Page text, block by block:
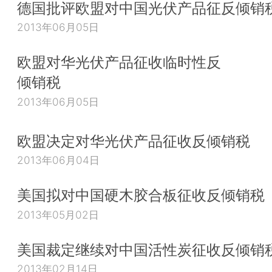
德国批评欧盟对中国光伏产品征反倾销
2013年06月05日
欧盟对华光伏产品征收临时性反
倾销税
2013年06月05日
欧盟决定对华光伏产品征收反倾销税
2013年06月04日
美国拟对中国硬木胶合板征收反倾销税
2013年05月02日
美国裁定继续对中国活性炭征收反倾销
2013年02月14日